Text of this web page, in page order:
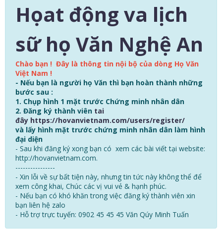
Họat động va lịch
sữ họ Văn Nghệ An
Chào bạn ! Đây là thông tin nội bộ của dòng Họ Văn
Việt Nam !
- Nếu bạn là người họ Văn thì bạn hoàn thành những
bước sau :
1. Chụp hình 1 mặt trước Chứng minh nhân dân
2. Đăng ký thành viên tai
đây https://hovanvietnam.com/users/register/
và lấy hình mặt trước chứng minh nhân dân làm hình
đại diện
- Sau khi đăng ký xong bạn có xem các bài viết tại website:
http://hovanvietnam.com.
----------------
- Xin lỗi về sự bất tiện này, nhưng tin tức này không thể để
xem công khai, Chúc các vị vui vẻ & hạnh phúc.
- Nếu bạn có khó khăn trong việc đăng ký thành viên xin
bạn liên hệ zalo
- Hỗ trợ trực tuyến: 0902 45 45 45 Văn Qúy Minh Tuấn